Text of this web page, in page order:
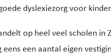
dyslexiezorg voor
op heel veel scholen in
een aantal eigen